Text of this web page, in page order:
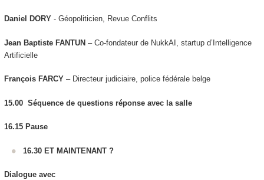
Daniel DORY- Géopoliticien, Revue Conflits
Jean Baptiste FANTUN – Co-fondateur de NukkAI, startup d’Intelligence
Artificielle
François FARCY– Directeur judiciaire, police fédérale belge
15.00 Séquence de questions réponse avec la salle
16.15 Pause
16.30 ET MAINTENANT ?
Dialogue avec